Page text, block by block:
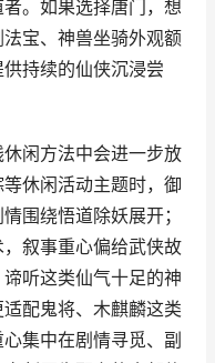
。如果选择唐门，想
宝、神兽坐骑外观额
持续的仙侠沉浸尝
闲方法中会进一步放
休闲活动主题时，御
围绕悟道除妖展开；
叙事重心偏给武侠故
听这类仙气十足的神
配鬼将、木麒麟这类
集中在剧情寻觅、副